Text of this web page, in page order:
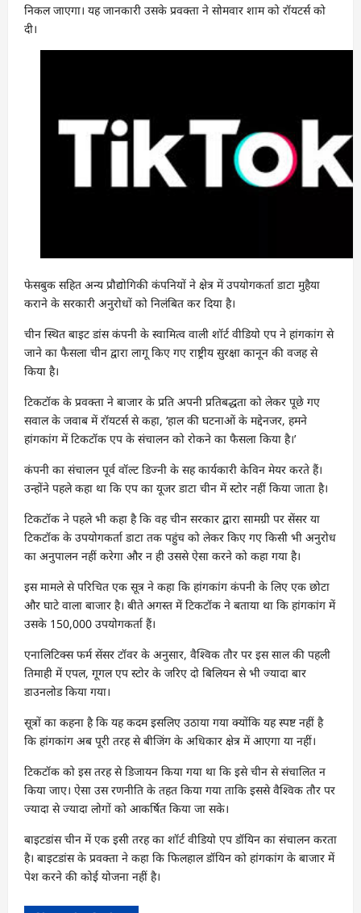
निकल जाएगा। यह जानकारी उसके प्रवक्ता ने सोमवार शाम को रॉयटर्स को
दी।
फेसबुक सहित अन्य प्रौद्योगिकी कंपनियों ने क्षेत्र में उपयोगकर्ता डाटा मुहैया
कराने के सरकारी अनुरोधों को निलंबित कर दिया है।
चीन स्थित बाइट डांस कंपनी के स्वामित्व वाली शॉर्ट वीडियो एप ने हांगकांग से
जाने का फैसला चीन द्वारा लागू किए गए राष्ट्रीय सुरक्षा कानून की वजह से
किया है।
टिकटॉक के प्रवक्ता ने बाजार के प्रति अपनी प्रतिबद्धता को लेकर पूछे गए
सवाल के जवाब में रॉयटर्स से कहा, ‘हाल की घटनाओं के मद्देनजर, हमने
हांगकांग में टिकटॉक एप के संचालन को रोकने का फैसला किया है।’
कंपनी का संचालन पूर्व वॉल्ट डिज्नी के सह कार्यकारी केविन मेयर करते हैं।
उन्होंने पहले कहा था कि एप का यूजर डाटा चीन में स्टोर नहीं किया जाता है।
टिकटॉक ने पहले भी कहा है कि वह चीन सरकार द्वारा सामग्री पर सेंसर या
टिकटॉक के उपयोगकर्ता डाटा तक पहुंच को लेकर किए गए किसी भी अनुरोध
का अनुपालन नहीं करेगा और न ही उससे ऐसा करने को कहा गया है।
इस मामले से परिचित एक सूत्र ने कहा कि हांगकांग कंपनी के लिए एक छोटा
और घाटे वाला बाजार है। बीते अगस्त में टिकटॉक ने बताया था कि हांगकांग में
उसके 150,000 उपयोगकर्ता हैं।
एनालिटिक्स फर्म सेंसर टॉवर के अनुसार, वैश्विक तौर पर इस साल की पहली
तिमाही में एपल, गूगल एप स्टोर के जरिए दो बिलियन से भी ज्यादा बार
डाउनलोड किया गया।
सूत्रों का कहना है कि यह कदम इसलिए उठाया गया क्योंकि यह स्पष्ट नहीं है
कि हांगकांग अब पूरी तरह से बीजिंग के अधिकार क्षेत्र में आएगा या नहीं।
टिकटॉक को इस तरह से डिजायन किया गया था कि इसे चीन से संचालित न
किया जाए। ऐसा उस रणनीति के तहत किया गया ताकि इससे वैश्विक तौर पर
ज्यादा से ज्यादा लोगों को आकर्षित किया जा सके।
बाइटडांस चीन में एक इसी तरह का शॉर्ट वीडियो एप डॉयिन का संचालन करता
है। बाइटडांस के प्रवक्ता ने कहा कि फिलहाल डॉयिन को हांगकांग के बाजार में
पेश करने की कोई योजना नहीं है।